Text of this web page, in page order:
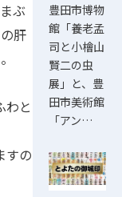
ぶ
肝
わと
すの
豊田市博物
館「養老孟
司と小檜山
賢二の虫
展」と、豊
田市美術館
「アン…